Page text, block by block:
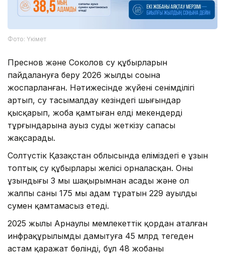
Фото: Үкімет
Преснов және Соколов су құбырларын
пайдалануға беру 2026 жылдың соңына
жоспарланған. Нәтижесінде жүйенің сенімділігі
артып, су тасымалдау кезіндегі шығындар
қысқарып, жоба қамтыған елді мекендердің
тұрғындарына ауыз суды жеткізу сапасы
жақсарады.
Солтүстік Қазақстан облысында еліміздегі ең ұзын
топтық су құбырлары желісі орналасқан. Оның
ұзындығы 3 мың шақырымнан асады және ол
жалпы саны 175 мың адам тұратын 229 ауылды
сумен қамтамасыз етеді.
2025 жылы Арнаулы мемлекеттік қордан аталған
инфрақұрылымды дамытуға 45 млрд теңгеден
астам қаражат бөлінді, бұл 48 жобаны